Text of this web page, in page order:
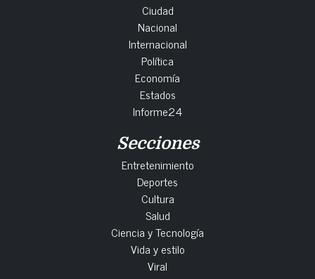
Ciudad
Nacional
Internacional
Política
Economía
Estados
Informe24
Secciones
Entretenimiento
Deportes
Cultura
Salud
Ciencia y Tecnología
Vida y estilo
Viral